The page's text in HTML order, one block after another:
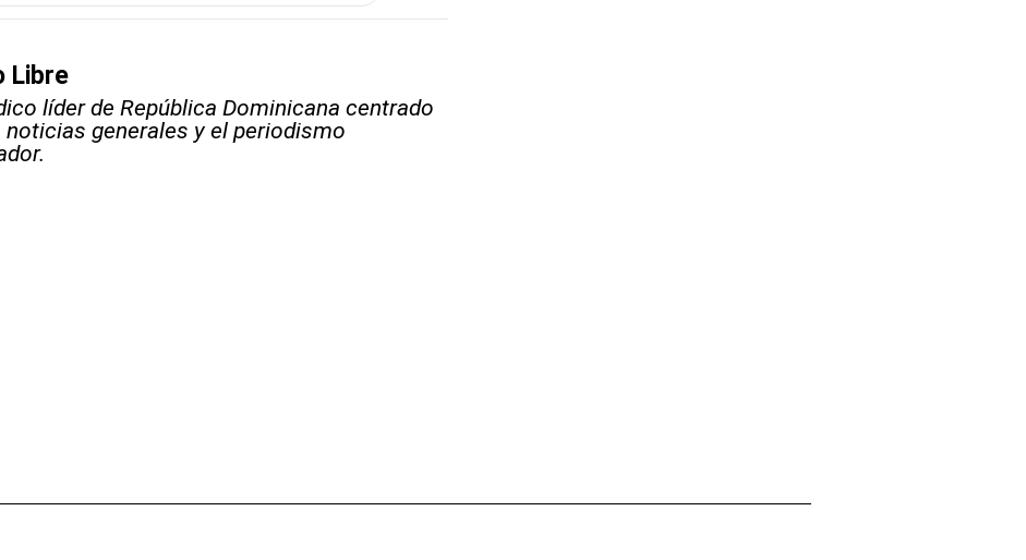
Libre
líder de República Dominicana centrado
noticias generales y el periodismo